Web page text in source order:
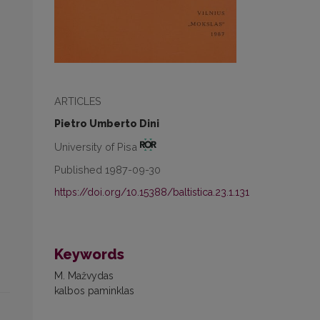
ARTICLES
Pietro Umberto Dini
University of Pisa
Published 1987-09-30
https://doi.org/10.15388/baltistica.23.1.131
Keywords
M. Mažvydas
kalbos paminklas